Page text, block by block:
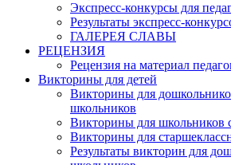
Экспресс-конкурсы для
Результаты экспресс-
ГАЛЕРЕЯ СЛАВЫ
РЕЦЕНЗИЯ
Рецензия на материал
Викторины для детей
Викторины для
школьников
Викторины для школьников
Викторины для
Результаты викторин для